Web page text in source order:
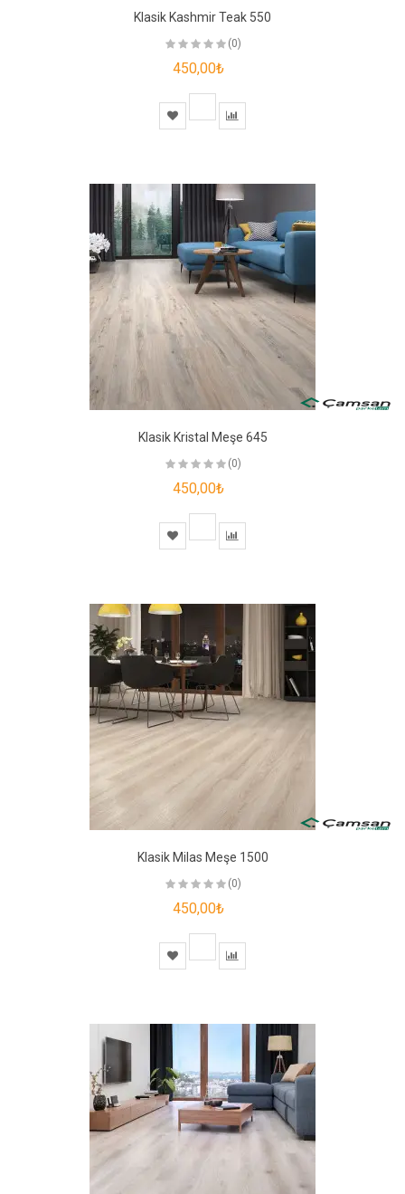
Klasik Kashmir Teak 550
(0)
450,00₺
Klasik Kristal Meşe 645
(0)
450,00₺
Klasik Milas Meşe 1500
(0)
450,00₺